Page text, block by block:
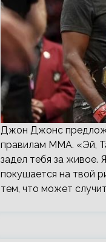
Джон Джонс
правилам ММА. «Эй,
задел тебя за живое.
покушается на твой
тем, что может